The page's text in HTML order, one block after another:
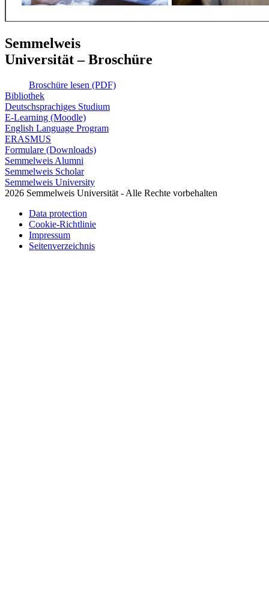
Semmelweis
Universität – Broschüre
Broschüre lesen (PDF)
Bibliothek
Deutschsprachiges Studium
E-Learning (Moodle)
English Language Program
ERASMUS
Formulare (Downloads)
Semmelweis Alumni
Semmelweis Scholar
Semmelweis University
2026 Semmelweis Universität - Alle Rechte vorbehalten
Data protection
Cookie-Richtlinie
Impressum
Seitenverzeichnis